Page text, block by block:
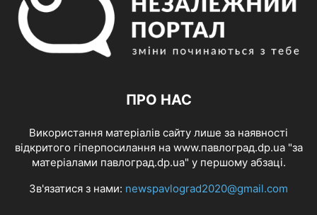
ПРО НАС
Використання матеріалів сайту лише за наявності
відкритого гіперпосилання на www.павлоград.dp.ua "за
матеріалами павлоград.dp.ua" у першому абзаці.
Зв'язатися з нами: newspavlograd2020@gmail.com